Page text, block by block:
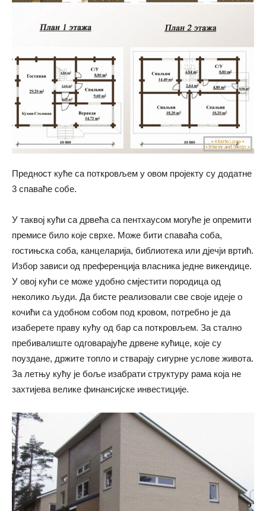
Предност куће са поткровљем у овом пројекту су додатне
3 спаваће собе.
У таквој кући са дрвећа са пентхаусом могуће је опремити
премисе било које сврхе. Може бити спаваћа соба,
гостињска соба, канцеларија, библиотека или дјечји вртић.
Избор зависи од преференција власника једне викендице.
У овој кући се може удобно смјестити породица од
неколико људи. Да бисте реализовали све своје идеје о
кочићи са удобном собом под кровом, потребно је да
изаберете праву кућу од бар са поткровљем. За стално
пребивалиште одговарајуће дрвене кућице, које су
поуздане, држите топло и стварају сигурне услове живота.
За летњу кућу је боље изабрати структуру рама која не
захтијева велике финансијске инвестиције.